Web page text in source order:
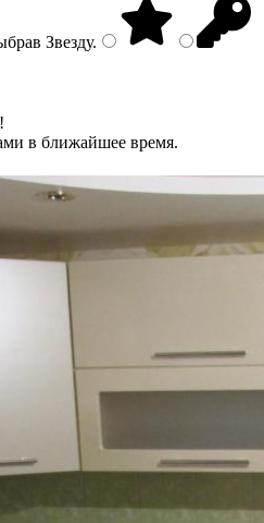
Звезду.
в ближайшее время.